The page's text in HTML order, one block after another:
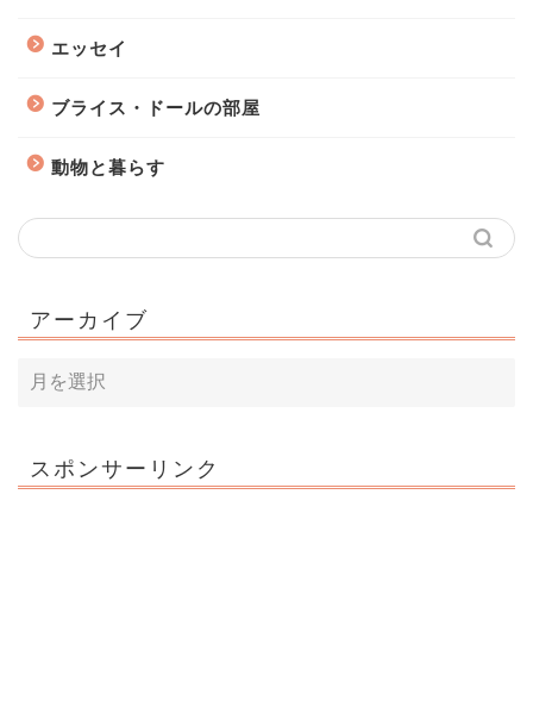
エッセイ
ブライス・ドールの部屋
動物と暮らす
アーカイブ
スポンサーリンク